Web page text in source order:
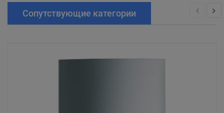
Сопутствующие категории